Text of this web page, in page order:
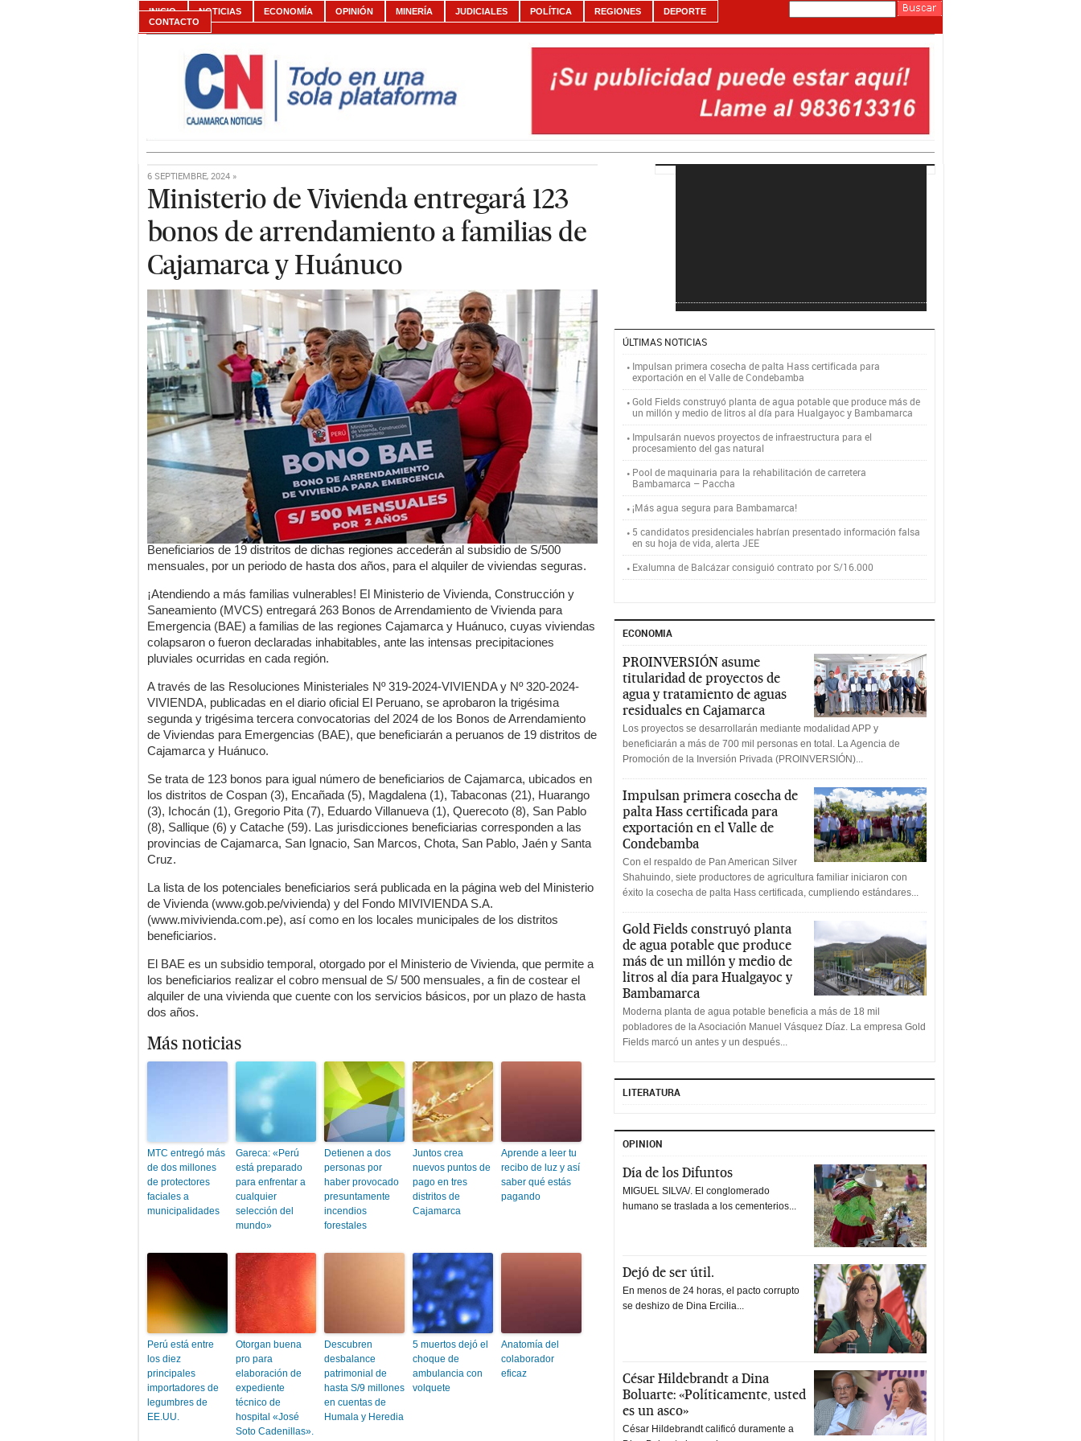
INICIO NOTICIAS ECONOMÍA OPINIÓN MINERÍA JUDICIALES POLÍTICA REGIONES
DEPORTE
CONTACTO
6 SEPTIEMBRE, 2024 »
Ministerio de Vivienda entregará 123
bonos de arrendamiento a familias de
Cajamarca y Huánuco
Beneficiarios de 19 distritos de dichas regiones accederán al subsidio de S/500
mensuales, por un periodo de hasta dos años, para el alquiler de viviendas seguras.
¡Atendiendo a más familias vulnerables! El Ministerio de Vivienda, Construcción y
Saneamiento (MVCS) entregará 263 Bonos de Arrendamiento de Vivienda para
Emergencia (BAE) a familias de las regiones Cajamarca y Huánuco, cuyas viviendas
colapsaron o fueron declaradas inhabitables, ante las intensas precipitaciones
pluviales ocurridas en cada región.
A través de las Resoluciones Ministeriales Nº 319-2024-VIVIENDA y Nº 320-2024-
VIVIENDA, publicadas en el diario oficial El Peruano, se aprobaron la trigésima
segunda y trigésima tercera convocatorias del 2024 de los Bonos de Arrendamiento
de Viviendas para Emergencias (BAE), que beneficiarán a peruanos de 19 distritos de
Cajamarca y Huánuco.
Se trata de 123 bonos para igual número de beneficiarios de Cajamarca, ubicados en
los distritos de Cospan (3), Encañada (5), Magdalena (1), Tabaconas (21), Huarango
(3), Ichocán (1), Gregorio Pita (7), Eduardo Villanueva (1), Querecoto (8), San Pablo
(8), Sallique (6) y Catache (59). Las jurisdicciones beneficiarias corresponden a las
provincias de Cajamarca, San Ignacio, San Marcos, Chota, San Pablo, Jaén y Santa
Cruz.
La lista de los potenciales beneficiarios será publicada en la página web del Ministerio
de Vivienda (www.gob.pe/vivienda) y del Fondo MIVIVIENDA S.A.
(www.mivivienda.com.pe), así como en los locales municipales de los distritos
beneficiarios.
El BAE es un subsidio temporal, otorgado por el Ministerio de Vivienda, que permite a
los beneficiarios realizar el cobro mensual de S/ 500 mensuales, a fin de costear el
alquiler de una vivienda que cuente con los servicios básicos, por un plazo de hasta
dos años.
Más noticias
MTC entregó más
de dos millones
de protectores
faciales a
municipalidades
Gareca: «Perú
está preparado
para enfrentar a
cualquier
selección del
mundo»
Detienen a dos
personas por
haber provocado
presuntamente
incendios
forestales
Juntos crea
nuevos puntos de
pago en tres
distritos de
Cajamarca
Aprende a leer tu
recibo de luz y así
saber qué estás
pagando
Perú está entre
los diez
principales
importadores de
legumbres de
EE.UU.
Otorgan buena
pro para
elaboración de
expediente
técnico de
hospital «José
Soto Cadenillas».
Descubren
desbalance
patrimonial de
hasta S/9 millones
en cuentas de
Humala y Heredia
5 muertos dejó el
choque de
ambulancia con
volquete
Anatomía del
colaborador
eficaz
ÚLTIMAS NOTICIAS
Impulsan primera cosecha de palta Hass certificada para
exportación en el Valle de Condebamba
Gold Fields construyó planta de agua potable que produce más de
un millón y medio de litros al día para Hualgayoc y Bambamarca
Impulsarán nuevos proyectos de infraestructura para el
procesamiento del gas natural
Pool de maquinaria para la rehabilitación de carretera
Bambamarca – Paccha
¡Más agua segura para Bambamarca!
5 candidatos presidenciales habrían presentado información falsa
en su hoja de vida, alerta JEE
Exalumna de Balcázar consiguió contrato por S/16.000
ECONOMIA
PROINVERSIÓN asume
titularidad de proyectos de
agua y tratamiento de aguas
residuales en Cajamarca
Los proyectos se desarrollarán mediante modalidad APP y
beneficiarán a más de 700 mil personas en total. La Agencia de
Promoción de la Inversión Privada (PROINVERSIÓN)...
Impulsan primera cosecha de
palta Hass certificada para
exportación en el Valle de
Condebamba
Con el respaldo de Pan American Silver
Shahuindo, siete productores de agricultura familiar iniciaron con
éxito la cosecha de palta Hass certificada, cumpliendo estándares...
Gold Fields construyó planta
de agua potable que produce
más de un millón y medio de
litros al día para Hualgayoc y
Bambamarca
Moderna planta de agua potable beneficia a más de 18 mil
pobladores de la Asociación Manuel Vásquez Díaz. La empresa Gold
Fields marcó un antes y un después...
LITERATURA
OPINION
Día de los Difuntos
MIGUEL SILVA/. El conglomerado
humano se traslada a los cementerios...
Dejó de ser útil.
En menos de 24 horas, el pacto corrupto
se deshizo de Dina Ercilia...
César Hildebrandt a Dina
Boluarte: «Políticamente, usted
es un asco»
César Hildebrandt calificó duramente a